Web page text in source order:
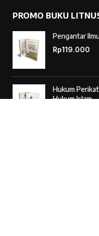
PROMO BUKU
Pengantar
Rp119.000
Hukum
Hukum Islam